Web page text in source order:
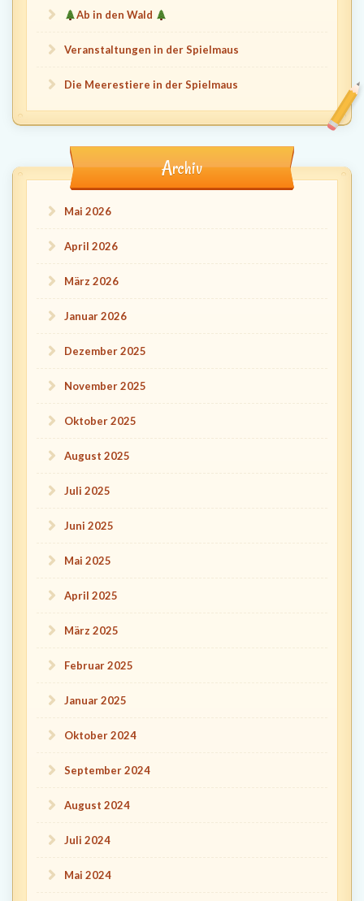
Ab in den Wald
Veranstaltungen in der Spielmaus
Die Meerestiere in der Spielmaus
Archiv
Mai 2026
April 2026
März 2026
Januar 2026
Dezember 2025
November 2025
Oktober 2025
August 2025
Juli 2025
Juni 2025
Mai 2025
April 2025
März 2025
Februar 2025
Januar 2025
Oktober 2024
September 2024
August 2024
Juli 2024
Mai 2024